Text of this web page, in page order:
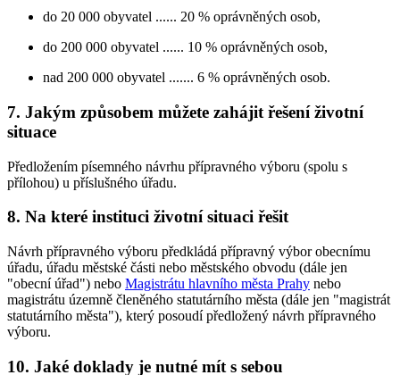
do 20 000 obyvatel ...... 20 % oprávněných osob,
do 200 000 obyvatel ...... 10 % oprávněných osob,
nad 200 000 obyvatel ....... 6 % oprávněných osob.
7. Jakým způsobem můžete zahájit řešení životní
situace
Předložením písemného návrhu přípravného výboru (spolu s
přílohou) u příslušného úřadu.
8. Na které instituci životní situaci řešit
Návrh přípravného výboru předkládá přípravný výbor obecnímu
úřadu, úřadu městské části nebo městského obvodu (dále jen
"obecní úřad") nebo Magistrátu hlavního města Prahy nebo
magistrátu územně členěného statutárního města (dále jen "magistrát
statutárního města"), který posoudí předložený návrh přípravného
výboru.
10. Jaké doklady je nutné mít s sebou